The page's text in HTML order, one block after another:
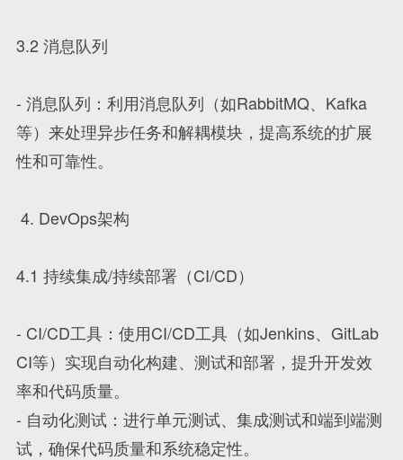
3.2 消息队列
- 消息队列：利用消息队列（如RabbitMQ、Kafka
等）来处理异步任务和解耦模块，提高系统的扩展
性和可靠性。
4. DevOps架构
4.1 持续集成/持续部署（CI/CD）
- CI/CD工具：使用CI/CD工具（如Jenkins、GitLab
CI等）实现自动化构建、测试和部署，提升开发效
率和代码质量。
- 自动化测试：进行单元测试、集成测试和端到端测
试，确保代码质量和系统稳定性。